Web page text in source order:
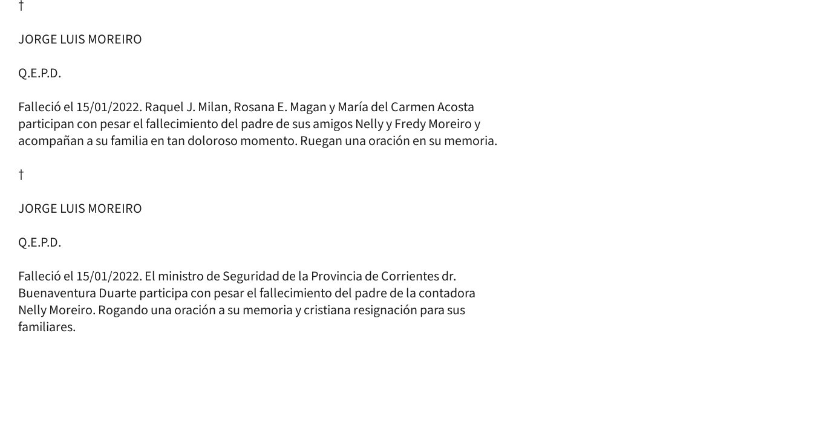
†
JORGE LUIS MOREIRO
Q.E.P.D.
Falleció el 15/01/2022. Raquel J. Milan, Rosana E. Magan y María del Carmen Acosta
participan con pesar el fallecimiento del padre de sus amigos Nelly y Fredy Moreiro y
acompañan a su familia en tan doloroso momento. Ruegan una oración en su memoria.
†
JORGE LUIS MOREIRO
Q.E.P.D.
Falleció el 15/01/2022. El ministro de Seguridad de la Provincia de Corrientes dr.
Buenaventura Duarte participa con pesar el fallecimiento del padre de la contadora
Nelly Moreiro. Rogando una oración a su memoria y cristiana resignación para sus
familiares.